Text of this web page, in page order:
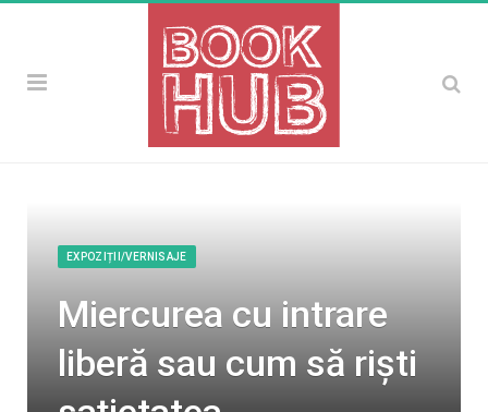
EXPOZIȚII/VERNISAJE
Miercurea cu intrare
liberă sau cum să riști